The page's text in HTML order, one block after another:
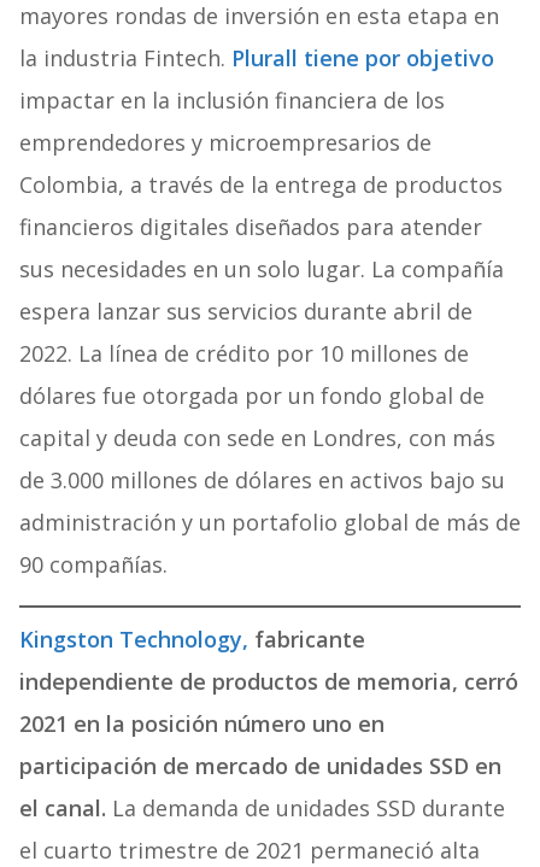
mayores rondas de inversión en esta etapa en
la industria Fintech. Plurall tiene por objetivo
impactar en la inclusión financiera de los
emprendedores y microempresarios de
Colombia, a través de la entrega de productos
financieros digitales diseñados para atender
sus necesidades en un solo lugar. La compañía
espera lanzar sus servicios durante abril de
2022. La línea de crédito por 10 millones de
dólares fue otorgada por un fondo global de
capital y deuda con sede en Londres, con más
de 3.000 millones de dólares en activos bajo su
administración y un portafolio global de más de
90 compañías.
Kingston Technology, fabricante
independiente de productos de memoria, cerró
2021 en la posición número uno en
participación de mercado de unidades SSD en
el canal. La demanda de unidades SSD durante
el cuarto trimestre de 2021 permaneció alta